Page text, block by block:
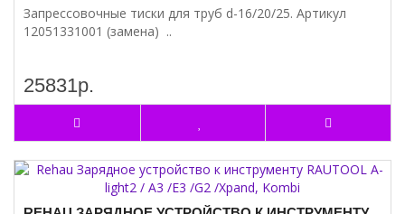
Запрессовочные тиски для труб d-16/20/25. Артикул
12051331001 (замена) ..
25831р.